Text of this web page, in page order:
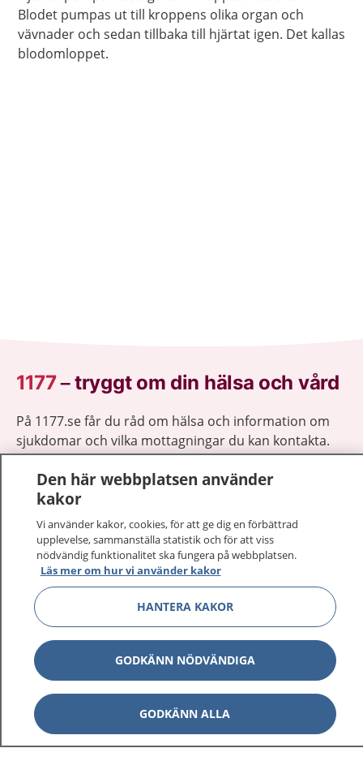
Blodet pumpas ut till kroppens olika organ och
vävnader och sedan tillbaka till hjärtat igen. Det kallas
blodomloppet.
1177–tryggt om din hälsa och vård
På 1177.se får du råd om hälsa och information om
sjukdomar och vilka mottagningar du kan kontakta.
Logga in för att läsa din journal och göra dina
vårdärenden. Ring telefonnummer 1177 för
sjukvårdsrådgivning dygnet runt.
1177 ger dig råd när du vill må bättre.
1177 på flera språk Visa
Om 1177 Visa
Kontakt Visa
Den här webbplatsen använder
kakor
Vi använder kakor, cookies, för att ge dig en förbättrad
upplevelse, sammanställa statistik och för att viss
nödvändig funktionalitet ska fungera på webbplatsen.
Läs mer om hur vi använder kakor
HANTERA KAKOR
GODKÄNN NÖDVÄNDIGA
GODKÄNN ALLA